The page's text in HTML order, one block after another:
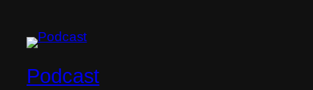
Podcast